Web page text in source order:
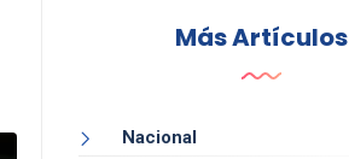
Más Artículos
Nacional